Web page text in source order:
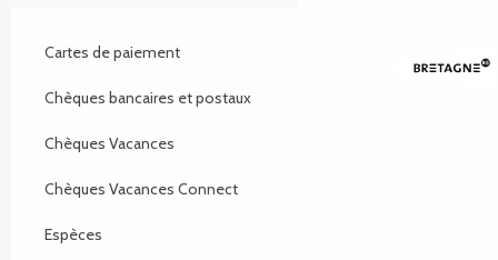
Cartes de paiement
Chèques bancaires et postaux
Chèques Vacances
Chèques Vacances Connect
Espèces